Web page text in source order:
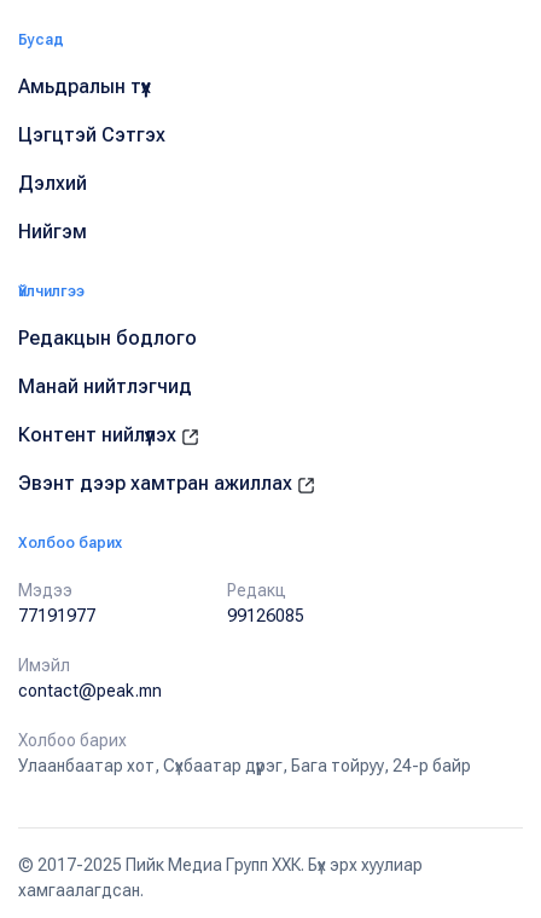
Бусад
Амьдралын түүх
Цэгцтэй Сэтгэх
Дэлхий
Нийгэм
Үйлчилгээ
Редакцын бодлого
Манай нийтлэгчид
Контент нийлүүлэх
Эвэнт дээр хамтран ажиллах
Холбоо барих
Мэдээ
77191977
Редакц
99126085
Имэйл
contact@peak.mn
Холбоо барих
Улаанбаатар хот, Сүхбаатар дүүрэг, Бага тойруу, 24-р байр
© 2017-2025 Пийк Медиа Групп ХХК. Бүх эрх хуулиар
хамгаалагдсан.